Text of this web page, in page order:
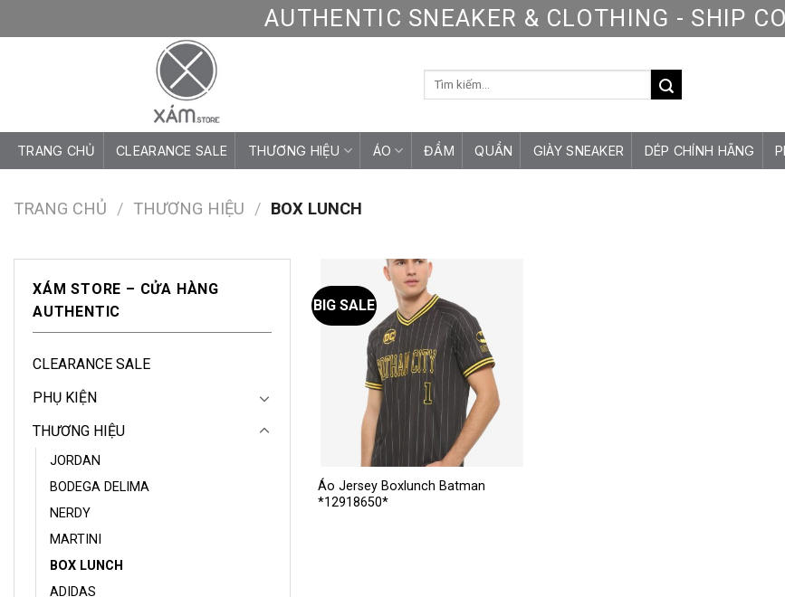
to
AUTHENTIC SNEAKER & CLOTHING - SHIP
Tìm
TRANG CHỦ CLEARANCE SALE THƯƠNG HIỆU ÁO ĐẦM QUẦN GIÀY SNEAKER DÉP CHÍNH HÃNG
TRANG CHỦ / THƯƠNG HIỆU / BOX LUNCH
XÁM STORE – CỬA HÀNG
AUTHENTIC
CLEARANCE SALE
PHỤ KIỆN
THƯƠNG HIỆU
JORDAN
BODEGA DELIMA
NERDY
MARTINI
BOX LUNCH
ADIDAS
BIG SALE
Áo Jersey Boxlunch Batman
*12918650*
Sản
phẩm